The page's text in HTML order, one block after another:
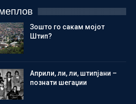
Зошто го сакам мојот
Штип?
Aприли, ли, ли, штипјани –
познати шегаџии